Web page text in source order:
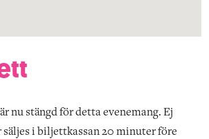
nu stängd för detta evenemang. Ej
i biljettkassan 20 minuter före